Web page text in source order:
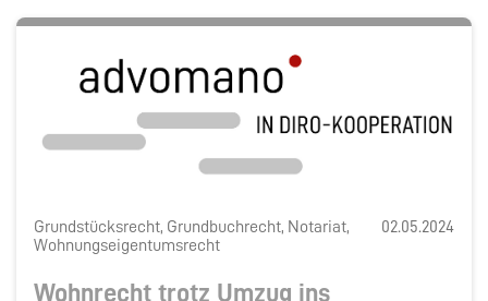
Grundstücksrecht, Grundbuchrecht, Notariat,
Wohnungseigentumsrecht
02.05.2024
Wohnrecht trotz Umzug ins